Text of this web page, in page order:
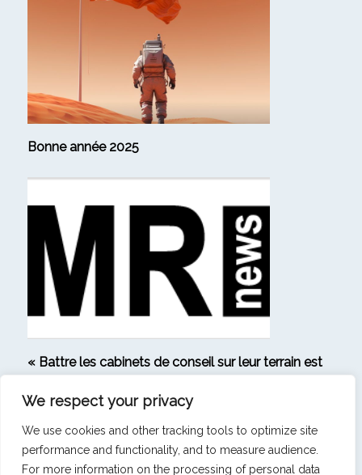
We respect your privacy
We use cookies and other tracking tools to optimize site
performance and functionality, and to measure audience.
For more information on the processing of personal data
Bonne année 2025
« Battre les cabinets de conseil sur leur terrain est
Interview de Michaël Bendavid, Directeur général